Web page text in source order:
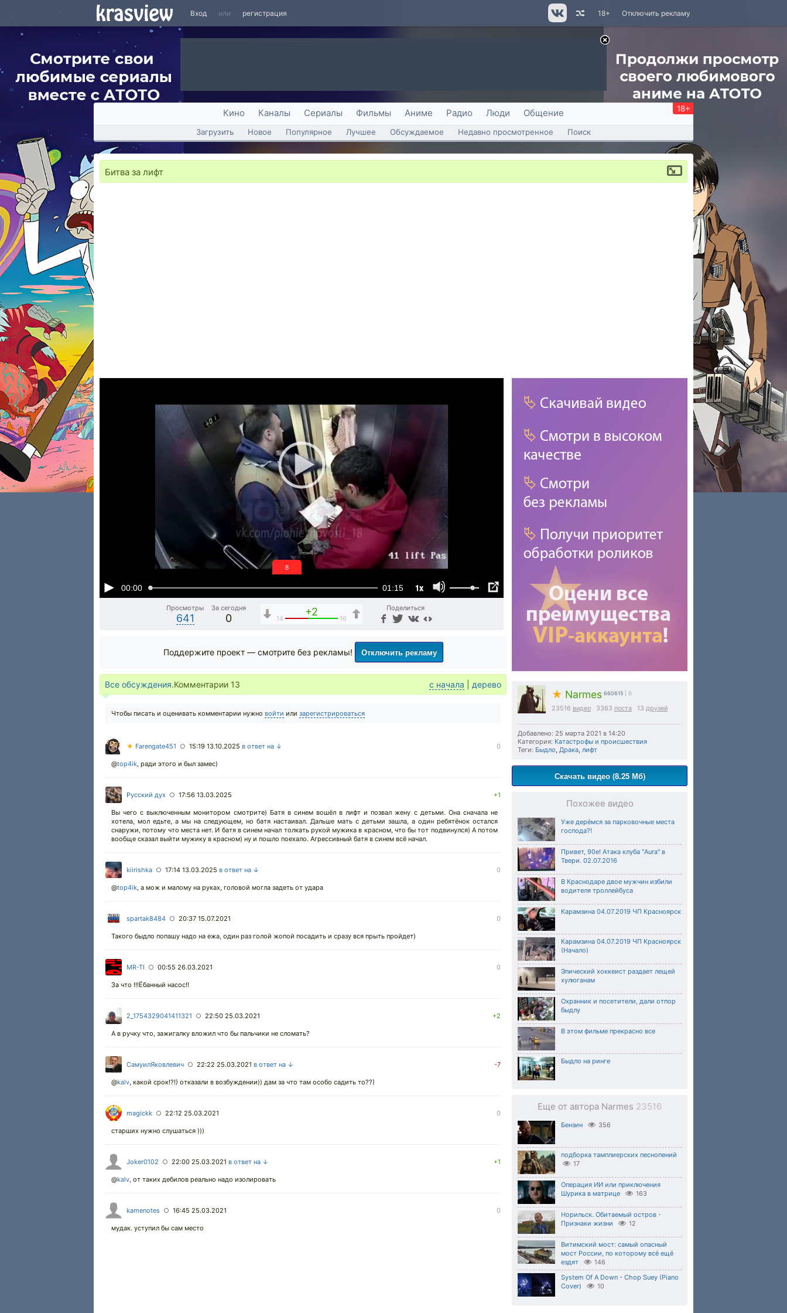
Вход или регистрация Отключить рекламу
18+
Кино Каналы Сериалы Фильмы Аниме Радио Люди Общение 18+
Загрузить Новое Популярное Лучшее Обсуждаемое Недавно просмотренное Поиск
Битва за лифт
00:00 01:15 1x
7
Просмотры
641
За сегодня
0
+2
14 16
Поделиться
★ Narmes 660615 | 0
23516 видео 3363 поста 13 друзей
Добавлено: 25 марта 2021 в 14:20
Категория: Катастрофы и происшествия
Теги: Быдло, Драка, лифт
Скачать видео (8.25 Мб)
Похожее видео
Уже дерёмся за парковочные места
господа?!
Привет, 90е! Атака клуба "Aura" в
Твери. 02.07.2016
В Краснодаре двое мужчин избили
водителя троллейбуса
Карамзина 04.07.2019 ЧП Красноярск
Карамзина 04.07.2019 ЧП Красноярск
(Начало)
Эпический хоккеист раздает лещей
хулюганам
Охранник и посетители, дали отпор
быдлу
В этом фильме прекрасно все
Быдло на ринге
Еще от автора Narmes 23516
Бензин 356
подборка тамплиерских песнопений
17
Операция ИИ или приключения
Шурика в матрице
163
Норильск. Обитаемый остров -
Признаки жизни
12
Витимский мост: самый опасный
мост России, по которому всё ещё
ездят
146
System Of A Down - Chop Suey (Piano
Cover)
10
Поддержите проект — смотрите без рекламы! Отключить рекламу
Все обсуждения.Комментарии 13 с начала дерево
Чтобы писать и оценивать комментарии нужно войти или зарегистрироваться
★ Farengate451 ○ 15:19 13.10.2025 в ответ на ↓ 0
@top4ik, ради этого и был замес)
Русский дух ○ 17:56 13.03.2025 +1
Вы чего с выключенным монитором смотрите) Батя в синем вошёл в лифт и позвал жену с детьми. Она сначала не
хотела, мол едьте, а мы на следующем, но батя настаивал. Дальше мать с детьми зашла, а один ребятёнок остался
снаружи, потому что места нет. И батя в синем начал толкать рукой мужика в красном, что бы тот подвинулся) А потом
вообще сказал выйти мужику в красном) ну и пошло поехало. Агрессивный батя в синем всё начал.
kiirishka ○ 17:14 13.03.2025 в ответ на ↓ 0
@top4ik, а мож и малому на руках, головой могла задеть от удара
spartak8484 ○ 20:37 15.07.2021 0
Такого быдло попашу надо на ежа, один раз голой жопой посадить и сразу вся прыть пройдет)
MR-TI ○ 00:55 26.03.2021 0
За что !!!Ёбанный насос!!
2_1754329041411321 ○ 22:50 25.03.2021 +2
А в ручку что, зажигалку вложил что бы пальчики не сломать?
СамуилЯковлевич ○ 22:22 25.03.2021 в ответ на ↓ -7
@kalv, какой срок!?!) отказали в возбуждении)) дам за что там особо садить то??)
magickk ○ 22:12 25.03.2021 0
старших нужно слушаться )))
Joker0102 ○ 22:00 25.03.2021 в ответ на ↓ +1
@kalv, от таких дебилов реально надо изолировать
kamenotes ○ 16:45 25.03.2021 0
мудак. уступил бы сам место